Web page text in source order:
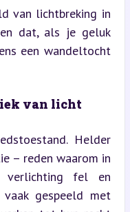
van lichtbreking in
dat, als je geluk
een wandeltocht
van licht
Helder
– reden waarom in
verlichting fel en
gespeeld met